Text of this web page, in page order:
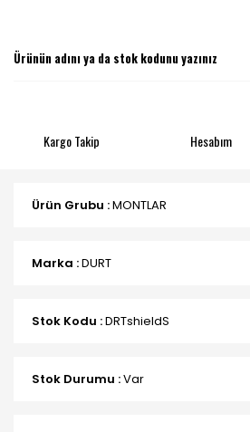
Kargo Takip Hesabım
Ürün Grubu :MONTLAR
Marka :DURT
Stok Kodu :DRTshieldS
Stok Durumu :Var